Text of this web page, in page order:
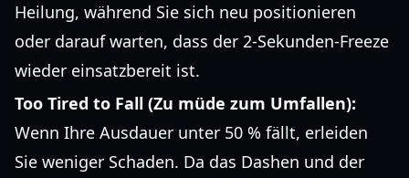
Heilung, während Sie sich neu positionieren
oder darauf warten, dass der 2-Sekunden-Freeze
wieder einsatzbereit ist.
Too Tired to Fall (Zu müde zum Umfallen):
Wenn Ihre Ausdauer unter 50 % fällt, erleiden
Sie weniger Schaden. Da das Dashen und der